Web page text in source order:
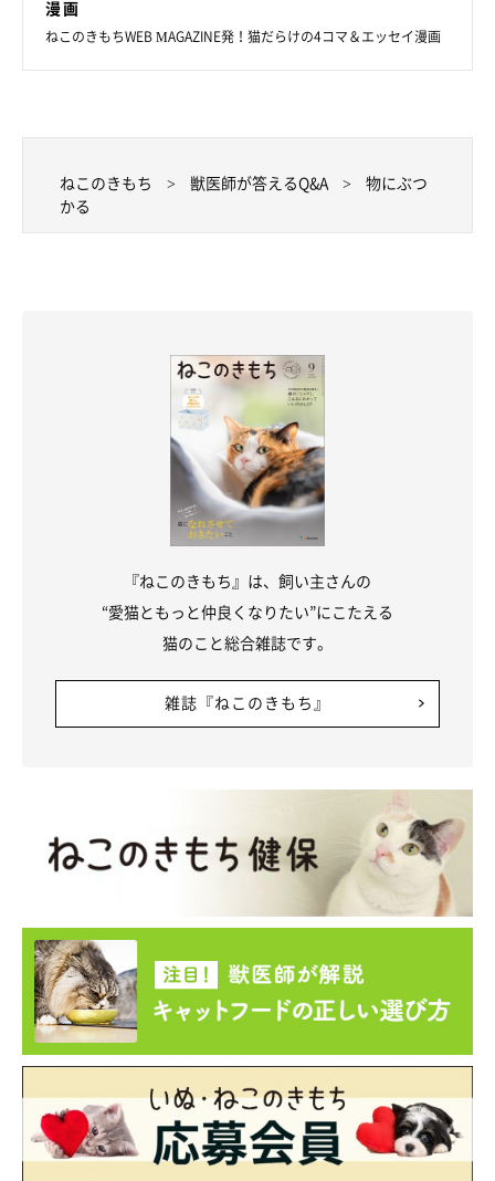
漫画
ねこのきもちWEB MAGAZINE発！猫だらけの4コマ＆エッセイ漫画
ねこのきもち 獣医師が答えるQ&A
物にぶつ
かる
『ねこのきもち』は、飼い主さんの
“愛猫ともっと仲良くなりたい”にこたえる
猫のこと総合雑誌です。
雑誌『ねこのきもち』